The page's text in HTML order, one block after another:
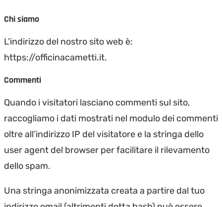
Chi siamo
L’indirizzo del nostro sito web è:
https://officinacametti.it.
Commenti
Quando i visitatori lasciano commenti sul sito,
raccogliamo i dati mostrati nel modulo dei commenti
oltre all’indirizzo IP del visitatore e la stringa dello
user agent del browser per facilitare il rilevamento
dello spam.
Una stringa anonimizzata creata a partire dal tuo